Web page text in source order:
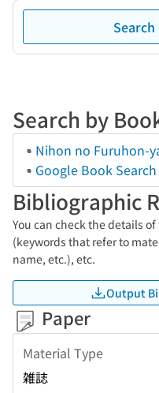
Search by
Nihon no Furuhon-
Google Book Search
Bibliographic
You can check the details
(keywords that refer to
name, etc.), etc.
Output
Paper
Material Type
雑誌